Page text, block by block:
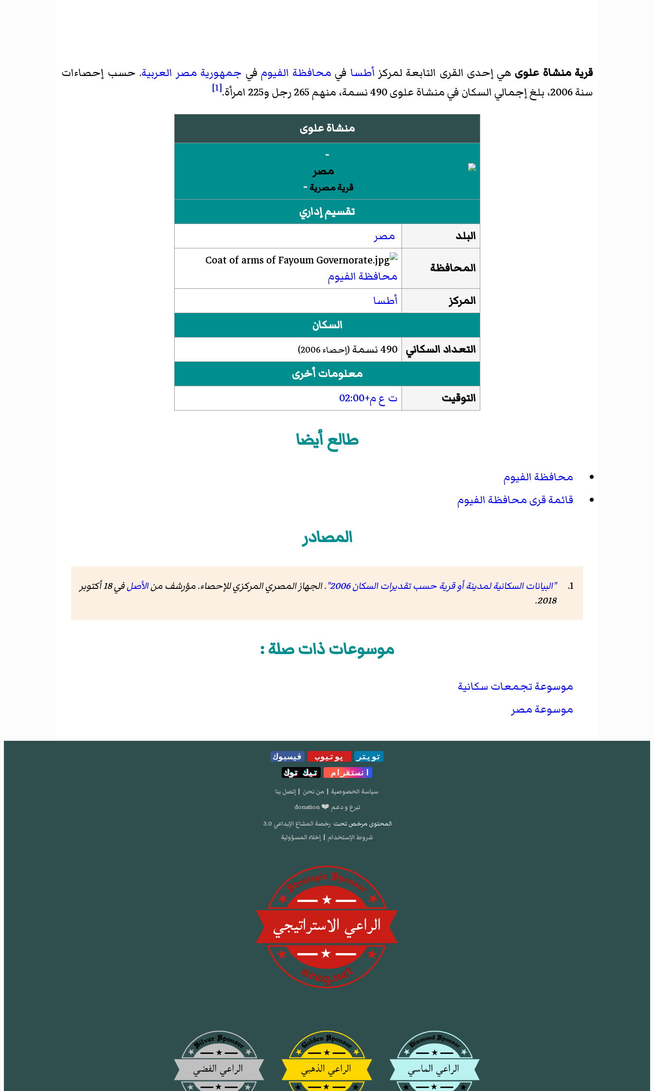
قرية منشاة علوىهي إحدى القرى التابعة لمركز أطسا في محافظة الفيوم في جمهورية مصر العربية. حسب إحصاءات
سنة 2006، بلغ إجمالي السكان في منشاة علوى 490 نسمة، منهم 265 رجل و225 امرأة.
[1]
منشاة علوى
-
قرية مصرية-
تقسيم إداري
البلد
مصر
المحافظة
محافظة الفيوم
المركز
أطسا
السكان
التعداد السكاني 490 نسمة (إحصاء 2006)
معلومات أخرى
التوقيت
ت ع م+02:00
طالع أيضا
محافظة الفيوم
قائمة قرى محافظة الفيوم
المصادر
"البيانات السكانية لمدينة أو قرية حسب تقديرات السكان 2006" . الجهاز المصري المركزي للإحصاء. مؤرشف منالأصل
في 18 أكتوبر
2018
.
موسوعات ذات صلة :
موسوعة تجمعات سكانية
موسوعة مصر
تويتر يوتيوب
فيسبوك
انستقرام
تيك توك
سياسة الخصوصية | من نحن | إتصل بنا
تبرع و دعم ❤️ donation
المحتوى مرخص تحت رخصة المشاع الإبداعي 3.0
شروط الإستخدام | إخلاء المسؤولية